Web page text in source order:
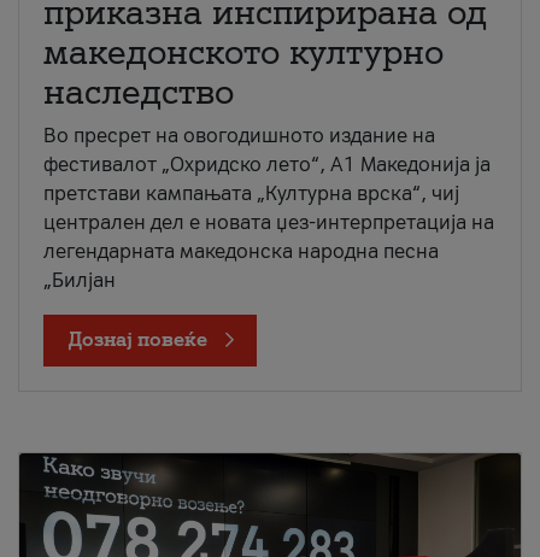
приказна инспирирана од
македонското културно
наследство
Во пресрет на овогодишното издание на
фестивалот „Охридско лето“, А1 Македонија ја
претстави кампањата „Културна врска“, чиј
централен дел е новата џез-интерпретација на
легендарната македонска народна песна
„Билјан
Дознај повеќе